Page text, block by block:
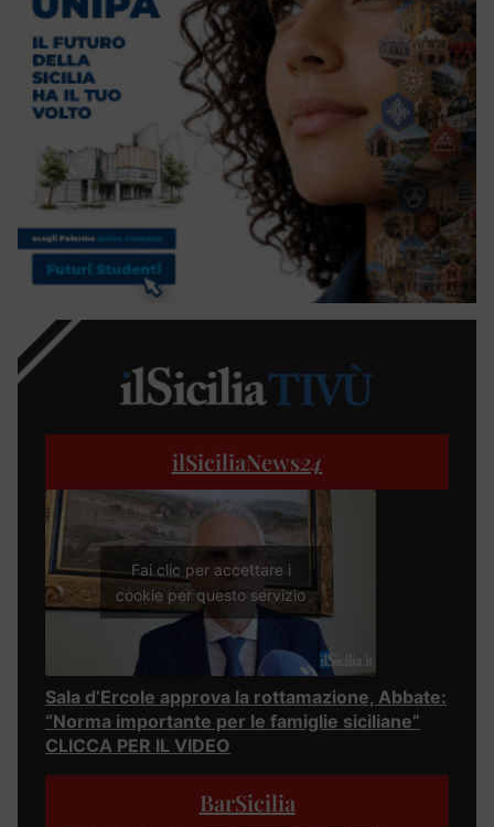
ilSiciliaNews24
Fai clic per accettare i
cookie per questo servizio
Sala d’Ercole approva la rottamazione, Abbate:
“Norma importante per le famiglie siciliane”
CLICCA PER IL VIDEO
BarSicilia